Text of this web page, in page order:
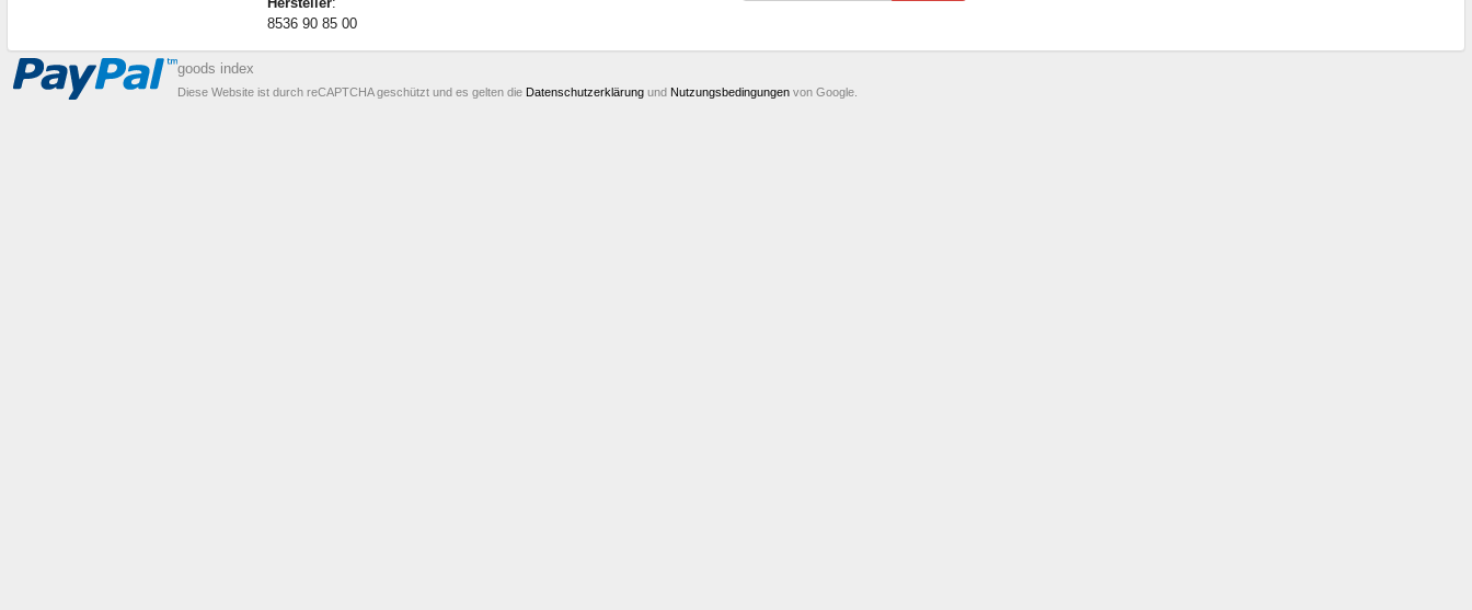
8536 90 85 00
goods index
Diese Website ist durch reCAPTCHA geschützt und es gelten die Datenschutzerklärung und Nutzungsbedingungen von Google.